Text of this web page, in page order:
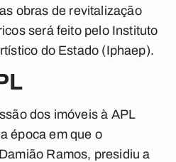
obras de revitalização
será feito pelo Instituto
do Estado (Iphaep).
dos imóveis à APL
época em que o
Ramos, presidiu a